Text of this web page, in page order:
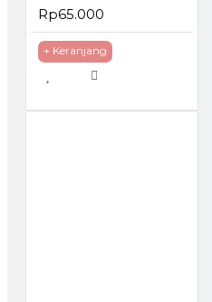
Rp65.000
+ Keranjang